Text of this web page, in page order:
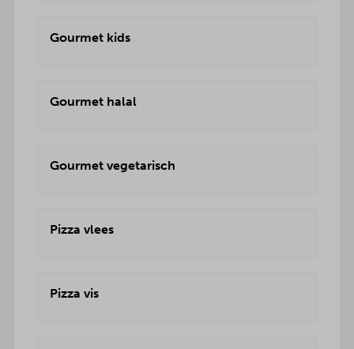
Gourmet kids
Gourmet halal
Gourmet vegetarisch
Pizza vlees
Pizza vis